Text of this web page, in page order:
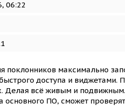
06:22
поклонников максимально
доступа и виджетами.
Делая всё живым и
основного ПО, сможет